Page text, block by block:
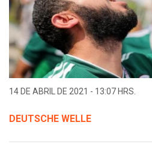
14 DE ABRIL DE 2021 - 13:07 HRS.
DEUTSCHE WELLE